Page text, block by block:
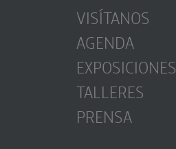
VISÍTANOS
AGENDA
EXPOSICIONES
TALLERES
PRENSA